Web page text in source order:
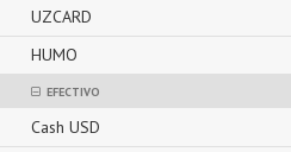
UZCARD
HUMO
EFECTIVO
Cash USD